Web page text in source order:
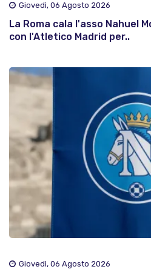
Giovedì, 06 Agosto 2026
La Roma cala l'asso Nahuel
con l'Atletico Madrid per..
Giovedì, 06 Agosto 2026